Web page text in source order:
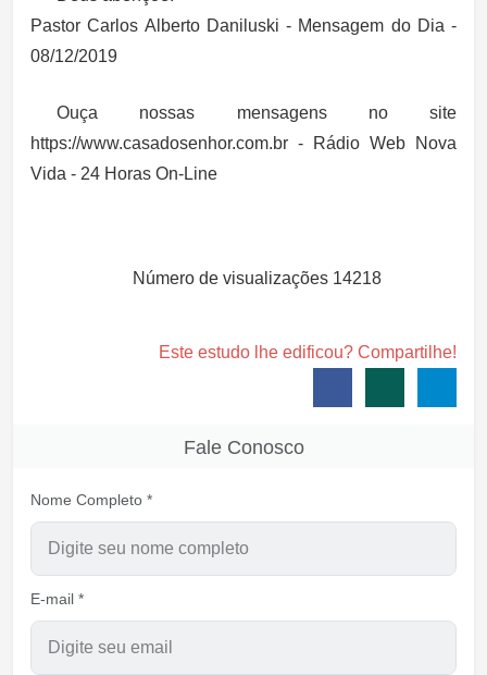
Pastor Carlos Alberto Daniluski - Mensagem do Dia -
08/12/2019
Ouça nossas mensagens no site
https://www.casadosenhor.com.br - Rádio Web Nova
Vida - 24 Horas On-Line
Número de visualizações 14218
Este estudo lhe edificou? Compartilhe!
Fale Conosco
Nome Completo *
E-mail *